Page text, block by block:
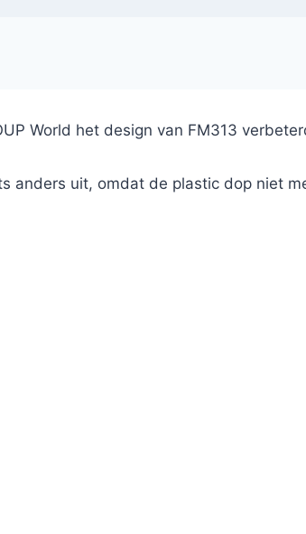
World het design van FM313
anders uit, omdat de plastic dop niet